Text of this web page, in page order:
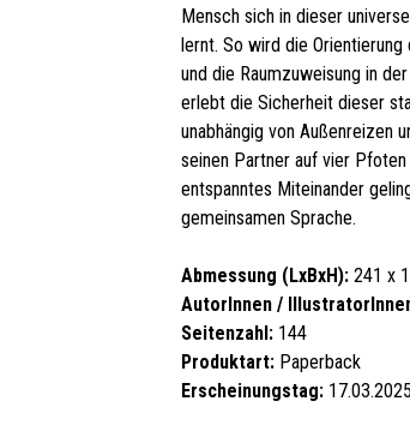
Mensch sich in dieser
lernt. So wird die
und die Raumzuweisung in
erlebt die Sicherheit dieser
unabhängig von Außenreizen
seinen Partner auf vier
entspanntes Miteinander
gemeinsamen Sprache.
Abmessung (LxBxH): 241 x
AutorInnen /
Seitenzahl: 144
Produktart: Paperback
Erscheinungstag: 17.03.2025